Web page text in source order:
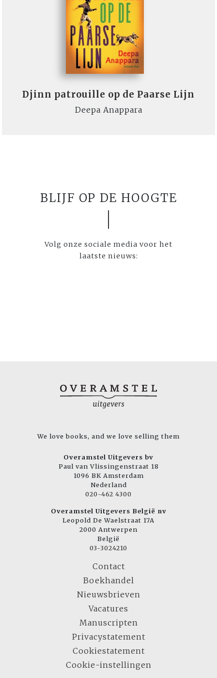
Djinn patrouille op de Paarse Lijn
Deepa Anappara
BLIJF OP DE HOOGTE
Volg onze sociale media voor het
laatste nieuws:
We love books, and we love selling them
Overamstel Uitgevers bv
Paul van Vlissingenstraat 18
1096 BK Amsterdam
Nederland
020-462 4300
Overamstel Uitgevers België nv
Leopold De Waelstraat 17A
2000 Antwerpen
België
03-3024210
Contact
Boekhandel
Nieuwsbrieven
Vacatures
Manuscripten
Privacystatement
Cookiestatement
Cookie-instellingen